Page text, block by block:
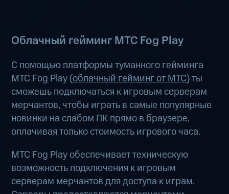
Облачный гейминг МТС Fog Play
С помощью платформы туманного гейминга
МТС Fog Play (облачный гейминг от МТС) ты
сможешь подключаться к игровым серверам
мерчантов, чтобы играть в самые популярные
новинки на слабом ПК прямо в браузере,
оплачивая только стоимость игрового часа.
МТС Fog Play обеспечивает техническую
возможность подключения к игровым
серверам мерчантов для доступа к играм.